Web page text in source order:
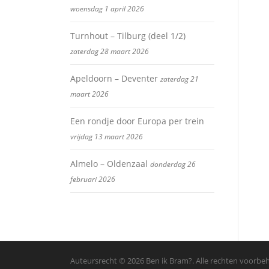
woensdag 1 april 2026
Turnhout – Tilburg (deel 1/2)
zaterdag 28 maart 2026
Apeldoorn – Deventer zaterdag 21
maart 2026
Een rondje door Europa per trein
vrijdag 13 maart 2026
Almelo – Oldenzaal donderdag 26
februari 2026
Auteursrecht © 2026 Ben ik Bram?. Alle rechten